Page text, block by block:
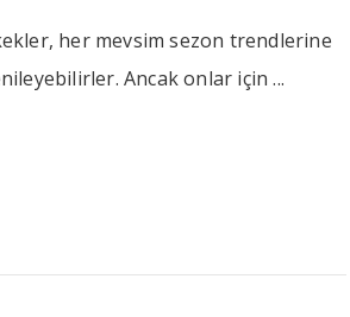
her mevsim sezon trendlerine
Ancak onlar için ...